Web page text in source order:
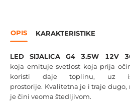
OPIS KARAKTERISTIKE
LED SIJALICA G4 3.5W 12V
koja emituje svetlost koja prija
koristi daje toplinu, uz
prostorije. Kvalitetna je i traje dugo,
je čini veoma štedljivom.